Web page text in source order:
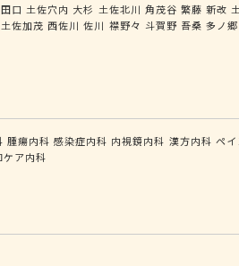
口 土佐穴内 大杉 土佐北川 角茂谷 繁藤 新改
土佐加茂 西佐川 佐川 襟野々 斗賀野 吾桑 多ノ郷
腫瘍内科 感染症内科 内視鏡内科 漢方内科 ペ
ケア内科